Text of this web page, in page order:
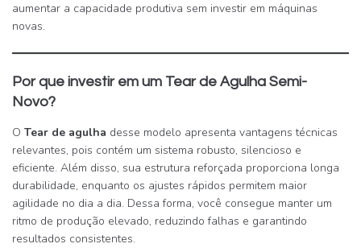
aumentar a capacidade produtiva sem investir em máquinas
novas.
Por que investir em um Tear de Agulha Semi-
Novo?
O Tear de agulha desse modelo apresenta vantagens técnicas
relevantes, pois contém um sistema robusto, silencioso e
eficiente. Além disso, sua estrutura reforçada proporciona longa
durabilidade, enquanto os ajustes rápidos permitem maior
agilidade no dia a dia. Dessa forma, você consegue manter um
ritmo de produção elevado, reduzindo falhas e garantindo
resultados consistentes.